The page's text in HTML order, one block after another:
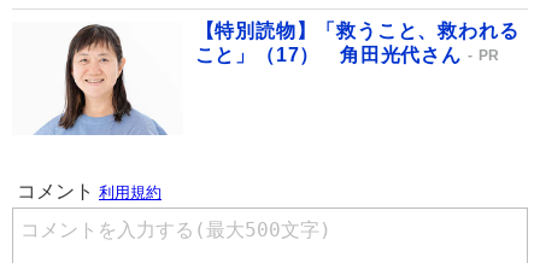
【特別読物】「救うこと、救われる
こと」（17） 角田光代さん
PR